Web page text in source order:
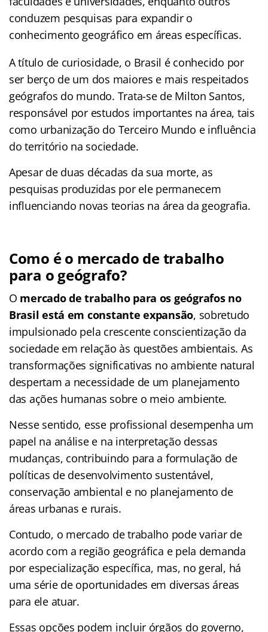
conduzem pesquisas para expandir o
conhecimento geográfico em áreas específicas.
A título de curiosidade, o Brasil é conhecido por
ser berço de um dos maiores e mais respeitados
geógrafos do mundo. Trata-se de Milton Santos,
responsável por estudos importantes na área, tais
como urbanização do Terceiro Mundo e influência
do território na sociedade.
Apesar de duas décadas da sua morte, as
pesquisas produzidas por ele permanecem
influenciando novas teorias na área da geografia.
Como é o mercado de trabalho
para o geógrafo?
O mercado de trabalho para os geógrafos no
Brasil está em constante expansão, sobretudo
impulsionado pela crescente conscientização da
sociedade em relação às questões ambientais. As
transformações significativas no ambiente natural
despertam a necessidade de um planejamento
das ações humanas sobre o meio ambiente.
Nesse sentido, esse profissional desempenha um
papel na análise e na interpretação dessas
mudanças, contribuindo para a formulação de
políticas de desenvolvimento sustentável,
conservação ambiental e no planejamento de
áreas urbanas e rurais.
Contudo, o mercado de trabalho pode variar de
acordo com a região geográfica e pela demanda
por especialização específica, mas, no geral, há
uma série de oportunidades em diversas áreas
para ele atuar.
Essas opções podem incluir órgãos do governo,